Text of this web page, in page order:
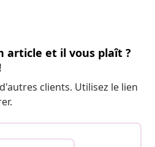
article et il vous plaît ?
clients. Utilisez le lien